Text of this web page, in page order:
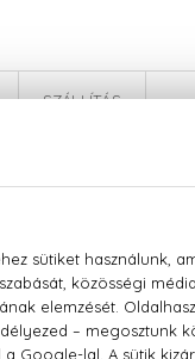
SZÁLLÍTÁS
De Toilette